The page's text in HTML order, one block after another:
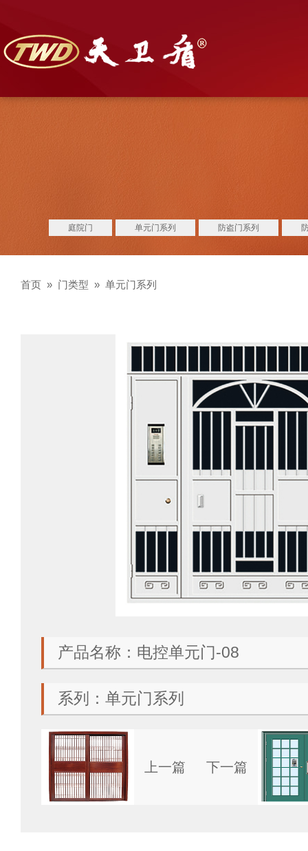
庭院门 单元门系列 防盗门系列
首页 » 门类型 » 单元门系列
产品名称：电控单元门-08
系列：单元门系列
上一篇 下一篇